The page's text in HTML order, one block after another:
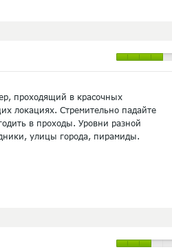
проходящий в красочных
локациях. Стремительно падайте
в проходы. Уровни разной
улицы города, пирамиды.